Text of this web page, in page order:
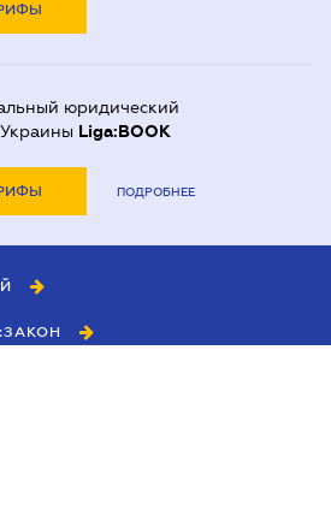
юридический
Liga:BOOK
ПОДРОБНЕЕ